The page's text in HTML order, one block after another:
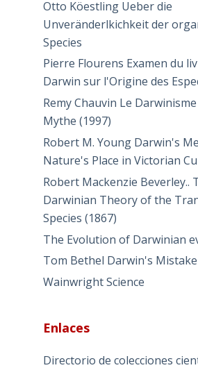
Otto Köestling Ueber die
Unveränderlkichkeit der
Species
Pierre Flourens Examen du
Darwin sur l'Origine des
Remy Chauvin Le
Mythe (1997)
Robert M. Young Darwin's
Nature's Place in Victorian
Robert Mackenzie Beverley..
Darwinian Theory of the
Species (1867)
The Evolution of Darwinian
Tom Bethel Darwin's Mistake
Wainwright Science
Enlaces
Directorio de colecciones